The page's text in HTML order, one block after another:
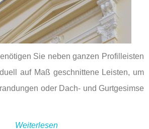
Sie neben ganzen Profilleisten
auf Maß geschnittene Leisten, um
oder Dach- und Gurtgesimse
Weiterlesen